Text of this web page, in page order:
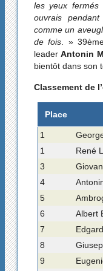
les yeux
ouvrais
comme un
de fois . »
leaderAntonin
bientôt dans son
Classement de
Place
1
1
René
3
4
5
6
Albert
7
8
9